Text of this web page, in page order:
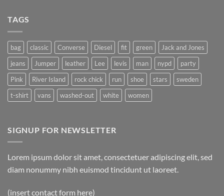
TAGS
bag classic Converse Diesel fit green
Jack and Jones
jeans
Jumper leather Lee levis man nypd
party
Pink
River Island rock chick run shoe stars
sweden
t-shirt
vans washed-out white women
SIGNUP FOR NEWSLETTER
Lorem ipsum dolor sit amet, consectetuer adipiscing elit, sed
diam nonummy nibh euismod tincidunt ut laoreet.
(insert contact form here)